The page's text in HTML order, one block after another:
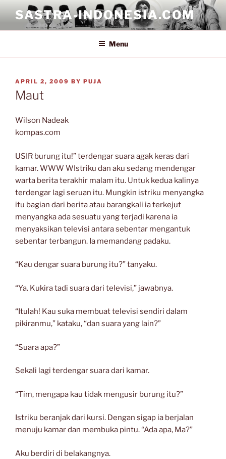
content
SASTRA-INDONESIA.COM
Menu
POSTED
ON
APRIL 2, 2009 BY PUJA
Maut
Wilson Nadeak
kompas.com
USIR burung itu!” terdengar suara agak keras dari
kamar. WWW WIstriku dan aku sedang mendengar
warta berita terakhir malam itu. Untuk kedua kalinya
terdengar lagi seruan itu. Mungkin istriku menyangka
itu bagian dari berita atau barangkali ia terkejut
menyangka ada sesuatu yang terjadi karena ia
menyaksikan televisi antara sebentar mengantuk
sebentar terbangun. Ia memandang padaku.
“Kau dengar suara burung itu?” tanyaku.
“Ya. Kukira tadi suara dari televisi,” jawabnya.
“Itulah! Kau suka membuat televisi sendiri dalam
pikiranmu,” kataku, “dan suara yang lain?”
“Suara apa?”
Sekali lagi terdengar suara dari kamar.
“Tim, mengapa kau tidak mengusir burung itu?”
Istriku beranjak dari kursi. Dengan sigap ia berjalan
menuju kamar dan membuka pintu. “Ada apa, Ma?”
Aku berdiri di belakangnya.